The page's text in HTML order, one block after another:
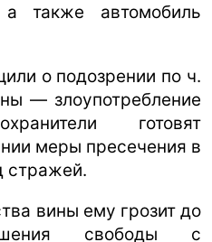
также автомобиль
о подозрении по ч.
— злоупотребление
готовят
меры пресечения в
стражей.
вины ему грозит до
свободы с